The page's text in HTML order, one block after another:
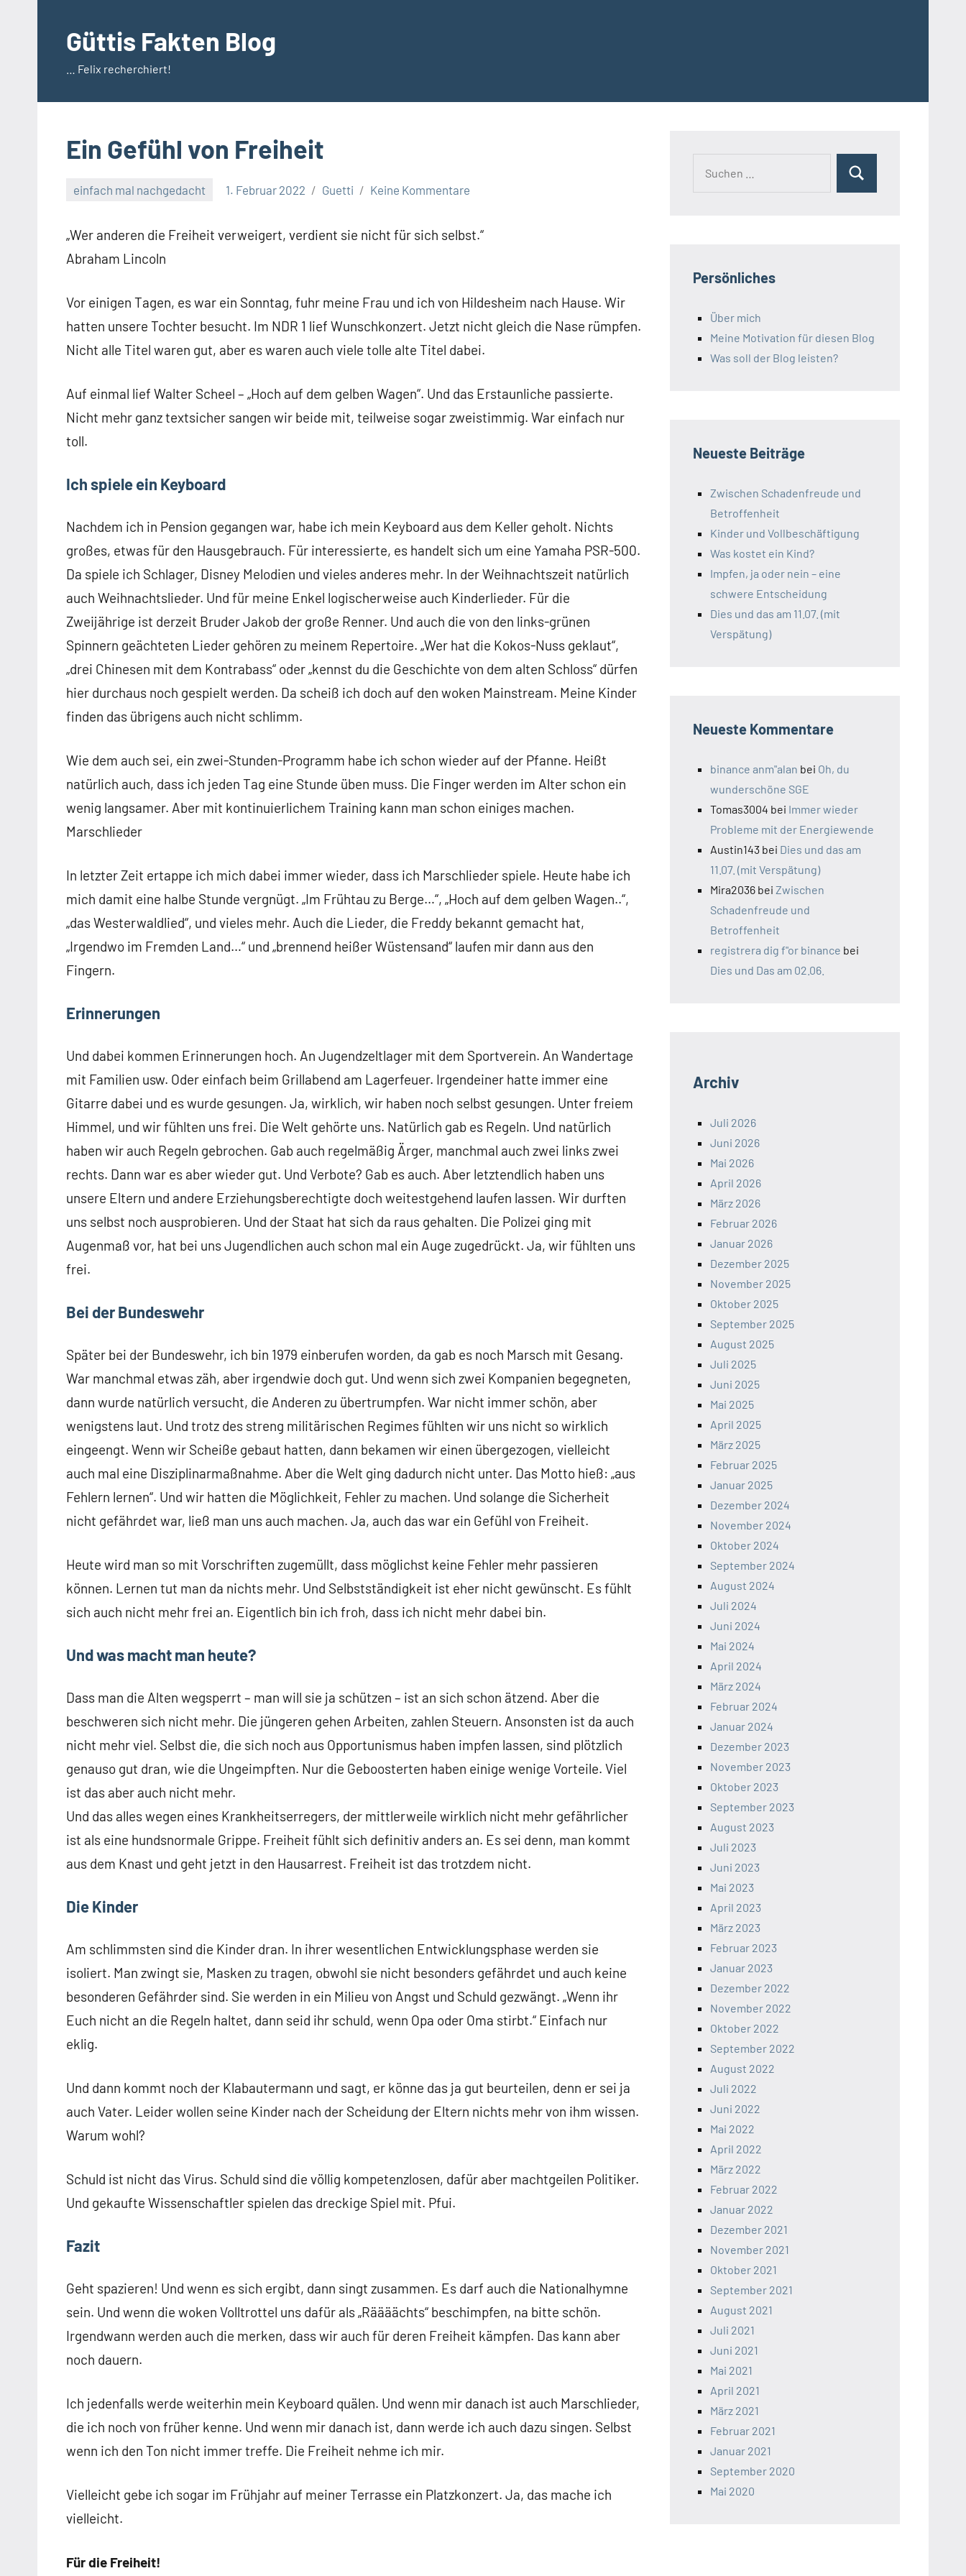
springenGüttis Fakten Blog
… Felix recherchiert!
Ein Gefühl von Freiheit
einfach mal nachgedacht 1. Februar 2022 Guetti Keine Kommentare
„Wer anderen die Freiheit verweigert, verdient sie nicht für sich selbst.“
Abraham Lincoln
Vor einigen Tagen, es war ein Sonntag, fuhr meine Frau und ich von Hildesheim nach Hause. Wir
hatten unsere Tochter besucht. Im NDR 1 lief Wunschkonzert. Jetzt nicht gleich die Nase rümpfen.
Nicht alle Titel waren gut, aber es waren auch viele tolle alte Titel dabei.
Auf einmal lief Walter Scheel – „Hoch auf dem gelben Wagen“. Und das Erstaunliche passierte.
Nicht mehr ganz textsicher sangen wir beide mit, teilweise sogar zweistimmig. War einfach nur
toll.
Ich spiele ein Keyboard
Nachdem ich in Pension gegangen war, habe ich mein Keyboard aus dem Keller geholt. Nichts
großes, etwas für den Hausgebrauch. Für interessierte, es handelt sich um eine Yamaha PSR-500.
Da spiele ich Schlager, Disney Melodien und vieles anderes mehr. In der Weihnachtszeit natürlich
auch Weihnachtslieder. Und für meine Enkel logischerweise auch Kinderlieder. Für die
Zweijährige ist derzeit Bruder Jakob der große Renner. Und auch die von den links-grünen
Spinnern geächteten Lieder gehören zu meinem Repertoire. „Wer hat die Kokos-Nuss geklaut“,
„drei Chinesen mit dem Kontrabass“ oder „kennst du die Geschichte von dem alten Schloss“ dürfen
hier durchaus noch gespielt werden. Da scheiß ich doch auf den woken Mainstream. Meine Kinder
finden das übrigens auch nicht schlimm.
Wie dem auch sei, ein zwei-Stunden-Programm habe ich schon wieder auf der Pfanne. Heißt
natürlich auch, dass ich jeden Tag eine Stunde üben muss. Die Finger werden im Alter schon ein
wenig langsamer. Aber mit kontinuierlichem Training kann man schon einiges machen.
Marschlieder
In letzter Zeit ertappe ich mich dabei immer wieder, dass ich Marschlieder spiele. Heute habe ich
mich damit eine halbe Stunde vergnügt. „Im Frühtau zu Berge…“, „Hoch auf dem gelben Wagen..“,
„das Westerwaldlied“, und vieles mehr. Auch die Lieder, die Freddy bekannt gemacht hat,
„Irgendwo im Fremden Land…“ und „brennend heißer Wüstensand“ laufen mir dann aus den
Fingern.
Erinnerungen
Und dabei kommen Erinnerungen hoch. An Jugendzeltlager mit dem Sportverein. An Wandertage
mit Familien usw. Oder einfach beim Grillabend am Lagerfeuer. Irgendeiner hatte immer eine
Gitarre dabei und es wurde gesungen. Ja, wirklich, wir haben noch selbst gesungen. Unter freiem
Himmel, und wir fühlten uns frei. Die Welt gehörte uns. Natürlich gab es Regeln. Und natürlich
haben wir auch Regeln gebrochen. Gab auch regelmäßig Ärger, manchmal auch zwei links zwei
rechts. Dann war es aber wieder gut. Und Verbote? Gab es auch. Aber letztendlich haben uns
unsere Eltern und andere Erziehungsberechtigte doch weitestgehend laufen lassen. Wir durften
uns selbst noch ausprobieren. Und der Staat hat sich da raus gehalten. Die Polizei ging mit
Augenmaß vor, hat bei uns Jugendlichen auch schon mal ein Auge zugedrückt. Ja, wir fühlten uns
frei.
Bei der Bundeswehr
Später bei der Bundeswehr, ich bin 1979 einberufen worden, da gab es noch Marsch mit Gesang.
War manchmal etwas zäh, aber irgendwie doch gut. Und wenn sich zwei Kompanien begegneten,
dann wurde natürlich versucht, die Anderen zu übertrumpfen. War nicht immer schön, aber
wenigstens laut. Und trotz des streng militärischen Regimes fühlten wir uns nicht so wirklich
eingeengt. Wenn wir Scheiße gebaut hatten, dann bekamen wir einen übergezogen, vielleicht
auch mal eine Disziplinarmaßnahme. Aber die Welt ging dadurch nicht unter. Das Motto hieß: „aus
Fehlern lernen“. Und wir hatten die Möglichkeit, Fehler zu machen. Und solange die Sicherheit
nicht gefährdet war, ließ man uns auch machen. Ja, auch das war ein Gefühl von Freiheit.
Heute wird man so mit Vorschriften zugemüllt, dass möglichst keine Fehler mehr passieren
können. Lernen tut man da nichts mehr. Und Selbstständigkeit ist eher nicht gewünscht. Es fühlt
sich auch nicht mehr frei an. Eigentlich bin ich froh, dass ich nicht mehr dabei bin.
Und was macht man heute?
Dass man die Alten wegsperrt – man will sie ja schützen – ist an sich schon ätzend. Aber die
beschweren sich nicht mehr. Die jüngeren gehen Arbeiten, zahlen Steuern. Ansonsten ist da auch
nicht mehr viel. Selbst die, die sich noch aus Opportunismus haben impfen lassen, sind plötzlich
genauso gut dran, wie die Ungeimpften. Nur die Geboosterten haben einige wenige Vorteile. Viel
ist das aber auch nicht mehr.
Und das alles wegen eines Krankheitserregers, der mittlerweile wirklich nicht mehr gefährlicher
ist als eine hundsnormale Grippe. Freiheit fühlt sich definitiv anders an. Es sei denn, man kommt
aus dem Knast und geht jetzt in den Hausarrest. Freiheit ist das trotzdem nicht.
Die Kinder
Am schlimmsten sind die Kinder dran. In ihrer wesentlichen Entwicklungsphase werden sie
isoliert. Man zwingt sie, Masken zu tragen, obwohl sie nicht besonders gefährdet und auch keine
besonderen Gefährder sind. Sie werden in ein Milieu von Angst und Schuld gezwängt. „Wenn ihr
Euch nicht an die Regeln haltet, dann seid ihr schuld, wenn Opa oder Oma stirbt.“ Einfach nur
eklig.
Und dann kommt noch der Klabautermann und sagt, er könne das ja gut beurteilen, denn er sei ja
auch Vater. Leider wollen seine Kinder nach der Scheidung der Eltern nichts mehr von ihm wissen.
Warum wohl?
Schuld ist nicht das Virus. Schuld sind die völlig kompetenzlosen, dafür aber machtgeilen Politiker.
Und gekaufte Wissenschaftler spielen das dreckige Spiel mit. Pfui.
Fazit
Geht spazieren! Und wenn es sich ergibt, dann singt zusammen. Es darf auch die Nationalhymne
sein. Und wenn die woken Volltrottel uns dafür als „Räääächts“ beschimpfen, na bitte schön.
Irgendwann werden auch die merken, dass wir auch für deren Freiheit kämpfen. Das kann aber
noch dauern.
Ich jedenfalls werde weiterhin mein Keyboard quälen. Und wenn mir danach ist auch Marschlieder,
die ich noch von früher kenne. Und wenn mir danach ist, dann werde ich auch dazu singen. Selbst
wenn ich den Ton nicht immer treffe. Die Freiheit nehme ich mir.
Vielleicht gebe ich sogar im Frühjahr auf meiner Terrasse ein Platzkonzert. Ja, das mache ich
vielleicht.
Für die Freiheit!
Suchen
Persönliches
Über mich
Meine Motivation für diesen Blog
Was soll der Blog leisten?
Neueste Beiträge
Zwischen Schadenfreude und
Betroffenheit
Kinder und Vollbeschäftigung
Was kostet ein Kind?
Impfen, ja oder nein – eine
schwere Entscheidung
Dies und das am 11.07. (mit
Verspätung)
Neueste Kommentare
binance anm"alan bei Oh, du
wunderschöne SGE
Tomas3004 bei Immer wieder
Probleme mit der Energiewende
Austin143 bei Dies und das am
11.07. (mit Verspätung)
Mira2036 bei Zwischen
Schadenfreude und
Betroffenheit
registrera dig f"or binance bei
Dies und Das am 02.06.
Archiv
Juli 2026
Juni 2026
Mai 2026
April 2026
März 2026
Februar 2026
Januar 2026
Dezember 2025
November 2025
Oktober 2025
September 2025
August 2025
Juli 2025
Juni 2025
Mai 2025
April 2025
März 2025
Februar 2025
Januar 2025
Dezember 2024
November 2024
Oktober 2024
September 2024
August 2024
Juli 2024
Juni 2024
Mai 2024
April 2024
März 2024
Februar 2024
Januar 2024
Dezember 2023
November 2023
Oktober 2023
September 2023
August 2023
Juli 2023
Juni 2023
Mai 2023
April 2023
März 2023
Februar 2023
Januar 2023
Dezember 2022
November 2022
Oktober 2022
September 2022
August 2022
Juli 2022
Juni 2022
Mai 2022
April 2022
März 2022
Februar 2022
Januar 2022
Dezember 2021
November 2021
Oktober 2021
September 2021
August 2021
Juli 2021
Juni 2021
Mai 2021
April 2021
März 2021
Februar 2021
Januar 2021
September 2020
Mai 2020